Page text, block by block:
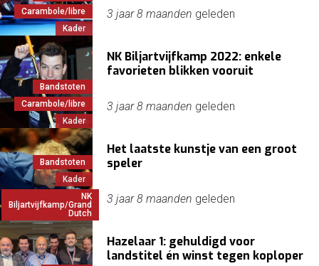
Carambole/libre
Kader
3 jaar 8 maanden geleden
Bandstoten
Carambole/libre
Kader
NK Biljartvijfkamp 2022: enkele
favorieten blikken vooruit
3 jaar 8 maanden geleden
Bandstoten
Kader
NK
Biljartvijfkamp/Grand
Dutch
Het laatste kunstje van een groot
speler
3 jaar 8 maanden geleden
Hazelaar 1: gehuldigd voor
landstitel én winst tegen koploper